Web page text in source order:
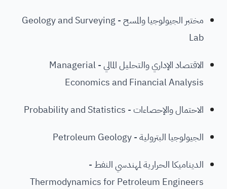
مختبر الجيولوجيا والمسح - Geology and Surveying
Lab
الاقتصاد الإداري والتحليل المالي - Managerial
Economics and Financial Analysis
الاحتمال والإحصاءات - Probability and Statistics
الجيولوجيا البترولية - Petroleum Geology
الديناميكا الحرارية لمهندسي النفط -
Thermodynamics for Petroleum Engineers